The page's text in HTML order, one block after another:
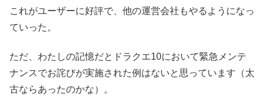
これがユーザーに好評で、他の運営会社もやるようになっ
ていった。
ただ、わたしの記憶だとドラクエ10において緊急メンテ
ナンスでお詫びが実施された例はないと思っています（太
古ならあったのかな）。